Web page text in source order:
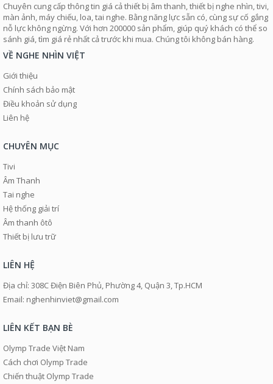
Chuyên cung cấp thông tin giá cả thiết bị âm thanh, thiết bị nghe nhìn, tivi,
màn ảnh, máy chiếu, loa, tai nghe. Bằng năng lực sẵn có, cùng sự cố gắng
nỗ lực không ngừng. Với hơn 200000 sản phẩm, giúp quý khách có thể so
sánh giá, tìm giá rẻ nhất cả trước khi mua. Chúng tôi không bán hàng.
VỀ NGHE NHÌN VIỆT
Giới thiệu
Chính sách bảo mật
Điều khoản sử dụng
Liên hệ
CHUYÊN MỤC
Tivi
Âm Thanh
Tai nghe
Hệ thống giải trí
Âm thanh ôtô
Thiết bị lưu trữ
LIÊN HỆ
Địa chỉ: 308C Điện Biên Phủ, Phường 4, Quận 3, Tp.HCM
Email: nghenhinviet@gmail.com
LIÊN KẾT BẠN BÈ
Olymp Trade Việt Nam
Cách chơi Olymp Trade
Chiến thuật Olymp Trade